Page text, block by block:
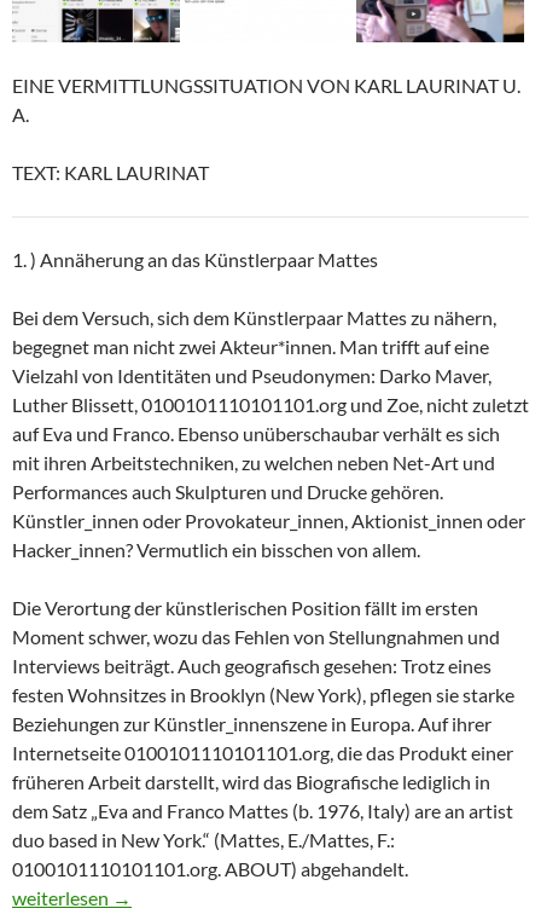
EINE VERMITTLUNGSSITUATION VON KARL LAURINAT U.
A.
TEXT: KARL LAURINAT
1. ) Annäherung an das Künstlerpaar Mattes
Bei dem Versuch, sich dem Künstlerpaar Mattes zu nähern,
begegnet man nicht zwei Akteur*innen. Man trifft auf eine
Vielzahl von Identitäten und Pseudonymen: Darko Maver,
Luther Blissett, 0100101110101101.org und Zoe, nicht zuletzt
auf Eva und Franco. Ebenso unüberschaubar verhält es sich
mit ihren Arbeitstechniken, zu welchen neben Net-Art und
Performances auch Skulpturen und Drucke gehören.
Künstler_innen oder Provokateur_innen, Aktionist_innen oder
Hacker_innen? Vermutlich ein bisschen von allem.
Die Verortung der künstlerischen Position fällt im ersten
Moment schwer, wozu das Fehlen von Stellungnahmen und
Interviews beiträgt. Auch geografisch gesehen: Trotz eines
festen Wohnsitzes in Brooklyn (New York), pflegen sie starke
Beziehungen zur Künstler_innenszene in Europa. Auf ihrer
Internetseite 0100101110101101.org, die das Produkt einer
früheren Arbeit darstellt, wird das Biografische lediglich in
dem Satz „Eva and Franco Mattes (b. 1976, Italy) are an artist
duo based in New York.“ (Mattes, E./Mattes, F.:
0100101110101101.org. ABOUT) abgehandelt.
VERMITTLUNGSSITATION ZU EVA UND FRANCO MATTES
weiterlesen →